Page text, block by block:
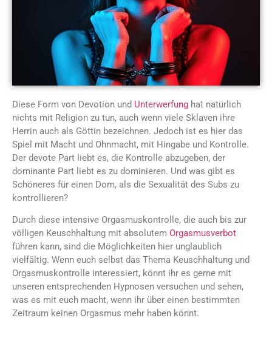
Diese Form von Devotion und Unterwerfung hat natürlich
nichts mit Religion zu tun, auch wenn viele Sklaven ihre
Herrin auch als Göttin bezeichnen. Jedoch ist es hier das
Spiel mit Macht und Ohnmacht, mit Hingabe und Kontrolle.
Der devote Part liebt es, die Kontrolle abzugeben, der
dominante Part liebt es zu dominieren. Und was gibt es
Schöneres für einen Dom, als die Sexualität des Subs zu
kontrollieren?
Durch diese intensive Orgasmuskontrolle, die auch bis zur
völligen Keuschhaltung mit absolutem Orgasmusverbot
führen kann, sind die Möglichkeiten hier unglaublich
vielfältig. Wenn euch selbst das Thema Keuschhaltung und
Orgasmuskontrolle interessiert, könnt ihr es gerne mit
unseren entsprechenden Hypnosen versuchen und sehen,
was es mit euch macht, wenn ihr über einen bestimmten
Zeitraum keinen Orgasmus mehr haben könnt.